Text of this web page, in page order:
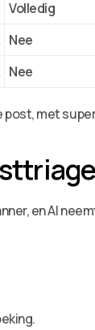
Volledig
Nee
Nee
met
en AI